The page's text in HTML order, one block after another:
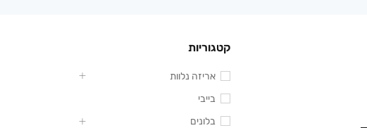
קטגוריות
אריזה נלוות
בייבי
בלונים